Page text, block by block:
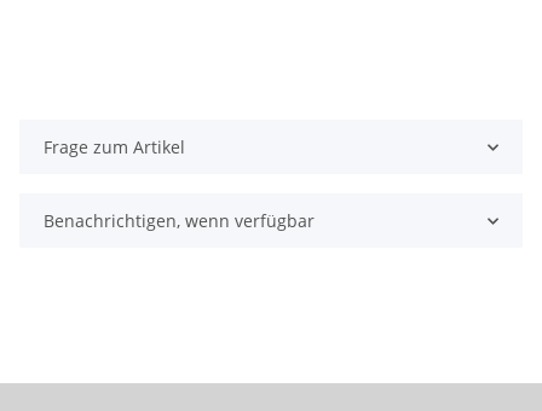
Frage zum Artikel
Benachrichtigen, wenn verfügbar